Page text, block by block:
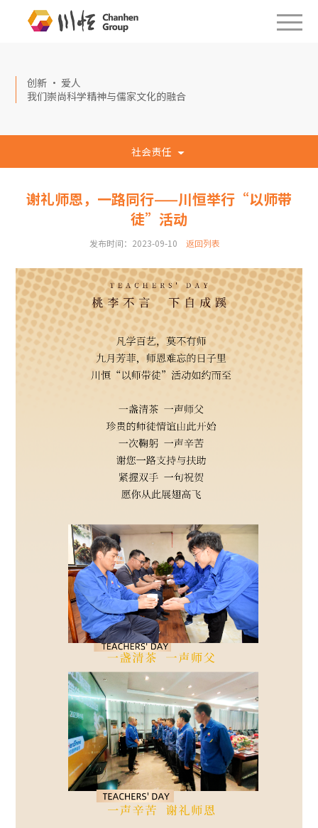
创新 · 爱人
我们崇尚科学精神与儒家文化的融合
社会责任
谢礼师恩，一路同行——川恒举行“以师带
徒”活动
发布时间：2023-09-10 返回列表